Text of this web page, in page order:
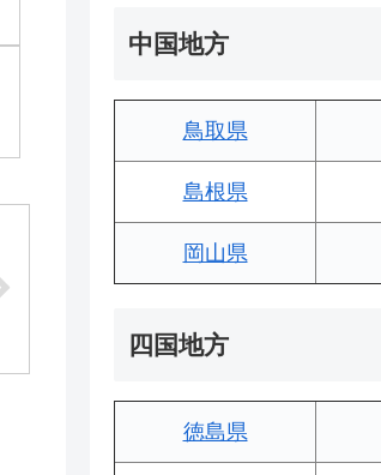
中国地方
鳥取県
島根県
岡山県
四国地方
徳島県